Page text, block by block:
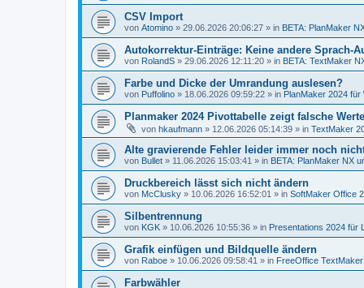
CSV Import
von Atomino » 29.06.2026 20:06:27 » in BETA: PlanMaker
Autokorrektur-Einträge: Keine andere Sprach-
von RolandS » 29.06.2026 12:11:20 » in BETA: TextMaker
Farbe und Dicke der Umrandung auslesen?
von Puffolino » 18.06.2026 09:59:22 » in PlanMaker 2024 für
Planmaker 2024 Pivottabelle zeigt falsche
von hkaufmann » 12.06.2026 05:14:39 » in TextMaker
Alte gravierende Fehler leider immer noch
von Bullet » 11.06.2026 15:03:41 » in BETA: PlanMaker NX
Druckbereich lässt sich nicht ändern
von McClusky » 10.06.2026 16:52:01 » in SoftMaker Office
Silbentrennung
von KGK » 10.06.2026 10:55:36 » in Presentations 2024 für
Grafik einfügen und Bildquelle ändern
von Raboe » 10.06.2026 09:58:41 » in FreeOffice
Farbwähler